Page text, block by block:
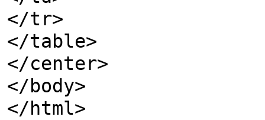
</tr>
</table>
</center>
</body>
</html>